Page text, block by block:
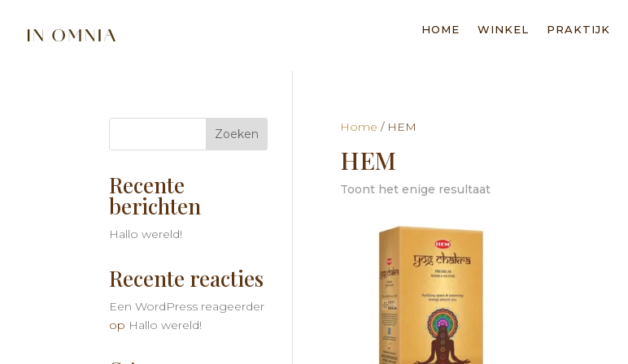
HOME WINKEL PRAKTIJK
Home / HEM
HEM
Toont het enige resultaat
Zoeken
Recente
berichten
Hallo wereld!
Recente reacties
Een WordPress reageerder
op Hallo wereld!